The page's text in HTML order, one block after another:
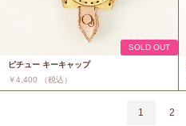
SOLD OUT
ピチュー キーキャップ
￥4,400 （税込）
1 2